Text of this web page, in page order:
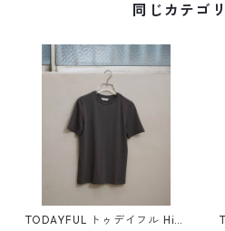
同じカテゴ
TODAYFUL トゥデイフル Hig